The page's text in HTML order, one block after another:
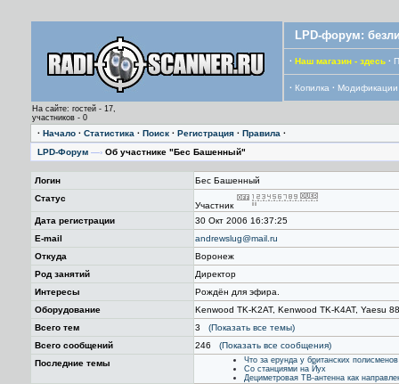
LPD-форум:
· Наш магазин - здесь ·
· Копилка · Модификации
На сайте: гостей - 17,
участников - 0
· Начало · Статистика · Поиск · Регистрация · Правила ·
LPD-Форум —› Об участнике "Бес Башенный"
Логин
Бес Башенный
Статус
Участник
Дата регистрации
30 Окт 2006 16:37:25
E-mail
andrewslug@mail.ru
Откуда
Воронеж
Род занятий
Директор
Интересы
Рождён для эфира.
Оборудование
Kenwood TK-K2AT, Kenwood TK-K4AT, Yaesu
Всего тем
3
(Показать все темы)
Всего сообщений
246
(Показать все сообщения)
Последние темы
Что за ерунда у британских полисменов
Со станциями на Йух
Дециметровая ТВ-антенна как